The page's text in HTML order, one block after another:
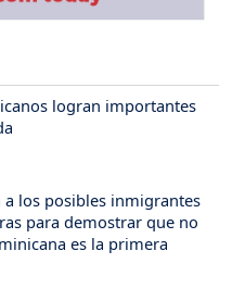
logran importantes
los posibles inmigrantes
para demostrar que no
es la primera